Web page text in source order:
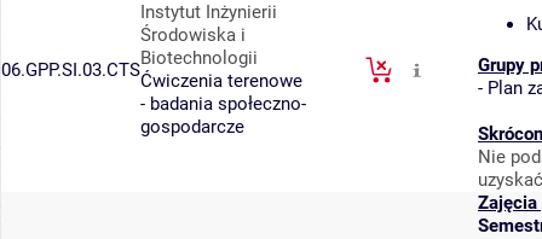
06.GPP.SI.03.CTS
Instytut Inżynierii
Środowiska i
Biotechnologii
Ćwiczenia terenowe
- badania społeczno-
gospodarcze
Grupy
- Plan
Nie
Zajęcia